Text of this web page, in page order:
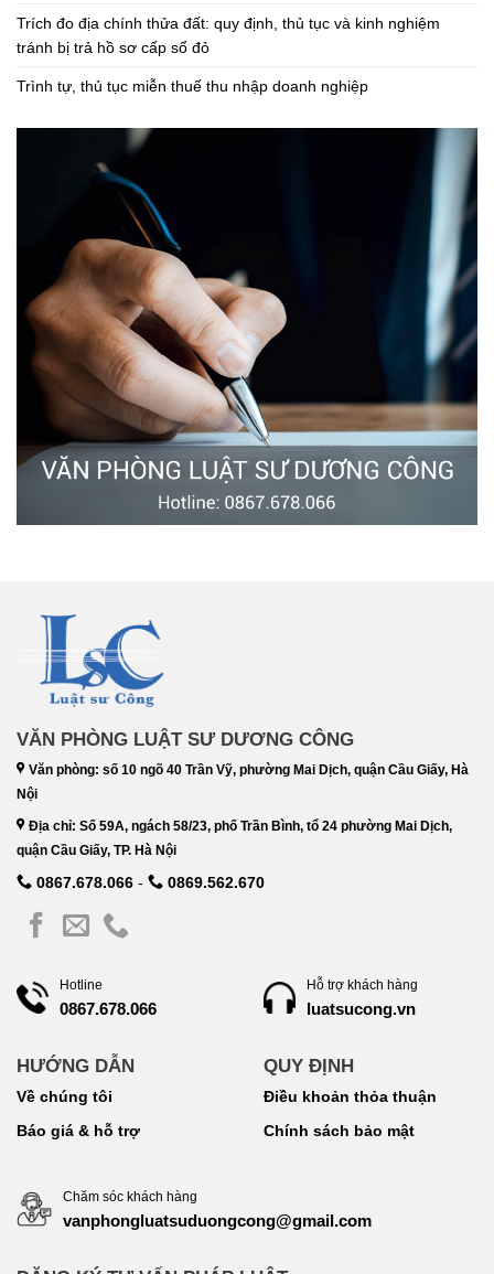
Trích đo địa chính thửa đất: quy định, thủ tục và kinh nghiệm
tránh bị trả hồ sơ cấp sổ đỏ
Trình tự, thủ tục miễn thuế thu nhập doanh nghiệp
VĂN PHÒNG LUẬT SƯ DƯƠNG CÔNG
Văn phòng: số 10 ngõ 40 Trần Vỹ, phường Mai Dịch, quận Cầu Giấy, Hà
Nội
Địa chỉ: Số 59A, ngách 58/23, phố Trần Bình, tổ 24 phường Mai Dịch,
quận Cầu Giấy, TP. Hà Nội
0867.678.066 - 0869.562.670
Hotline
0867.678.066
HƯỚNG DẪN
Về chúng tôi
Báo giá & hỗ trợ
Hỗ trợ khách hàng
luatsucong.vn
QUY ĐỊNH
Điều khoản thỏa thuận
Chính sách bảo mật
Chăm sóc khách hàng
vanphongluatsuduongcong@gmail.com